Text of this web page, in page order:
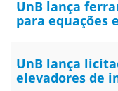
UnB lança
para equações
UnB lança
elevadores de